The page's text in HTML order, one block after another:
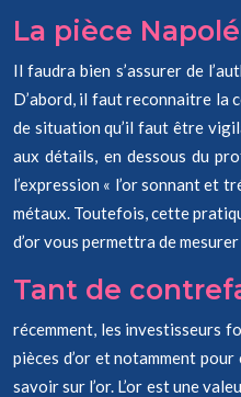
La pièce
Il faudra bien s’assurer de
D’abord, il faut reconnaitre la
de situation qu’il faut être
aux détails, en dessous du
l’expression « l’or sonnant et
métaux. Toutefois, cette
d’or vous permettra de
Tant de
récemment, les investisseurs
pièces d’or et notamment
savoir sur l’or. L’or est une